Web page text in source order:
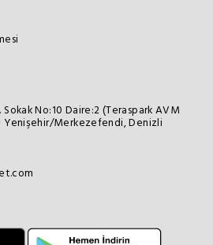
No:10 Daire:2 (Teraspark AVM
Yenişehir/Merkezefendi, Denizli